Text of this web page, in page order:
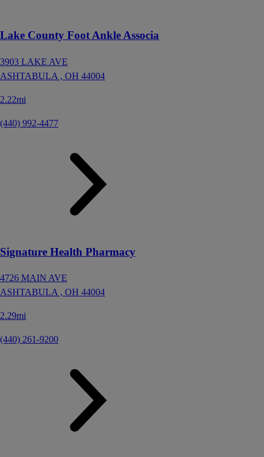
Lake County Foot Ankle Associa
3903 LAKE AVE
ASHTABULA , OH 44004
2.22mi
(440) 992-4477
Signature Health Pharmacy
4726 MAIN AVE
ASHTABULA , OH 44004
2.29mi
(440) 261-9200